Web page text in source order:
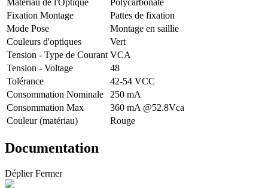
Matériau de l'Optique
Polycarbonate
Fixation Montage
Pattes de fixation
Mode Pose
Montage en saillie
Couleurs d'optiques
Vert
Tension - Type de Courant VCA
Tension - Voltage
48
Tolérance
42-54 VCC
Consommation Nominale
250 mA
Consommation Max
360 mA @52.8Vca
Couleur (matériau)
Rouge
Documentation
Déplier Fermer